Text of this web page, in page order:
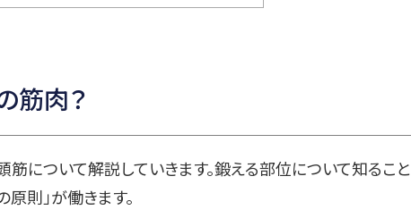
筋肉？
筋について解説していきます。鍛える部位について知ること
則」が働きます。